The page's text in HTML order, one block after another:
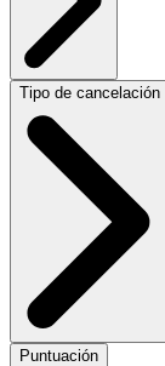
Tipo de cancelación
Puntuación